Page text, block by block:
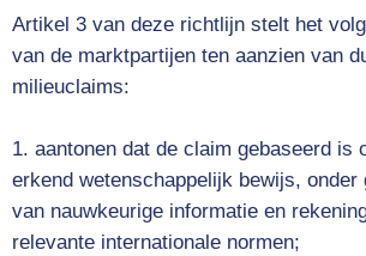
Artikel 3 van deze richtlijn stelt het
van de marktpartijen ten aanzien van
milieuclaims:
aantonen dat de claim gebaseerd is
erkend wetenschappelijk bewijs, onder
van nauwkeurige informatie en
relevante internationale normen;